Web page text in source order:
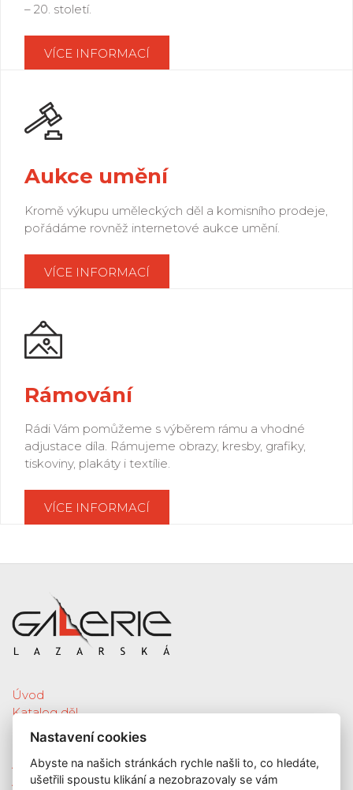
– 20. století.
VÍCE INFORMACÍ
Aukce umění
Kromě výkupu uměleckých děl a komisního prodeje,
pořádáme rovněž internetové aukce umění.
VÍCE INFORMACÍ
Rámování
Rádi Vám pomůžeme s výběrem rámu a vhodné
adjustace díla. Rámujeme obrazy, kresby, grafiky,
tiskoviny, plakáty i textílie.
VÍCE INFORMACÍ
Úvod
Katalog děl
Služby
Nová díla
Aktuální výstava
Aukce
Nastavení cookies
Abyste na našich stránkách rychle našli to, co hledáte,
ušetřili spoustu klikání a nezobrazovaly se vám